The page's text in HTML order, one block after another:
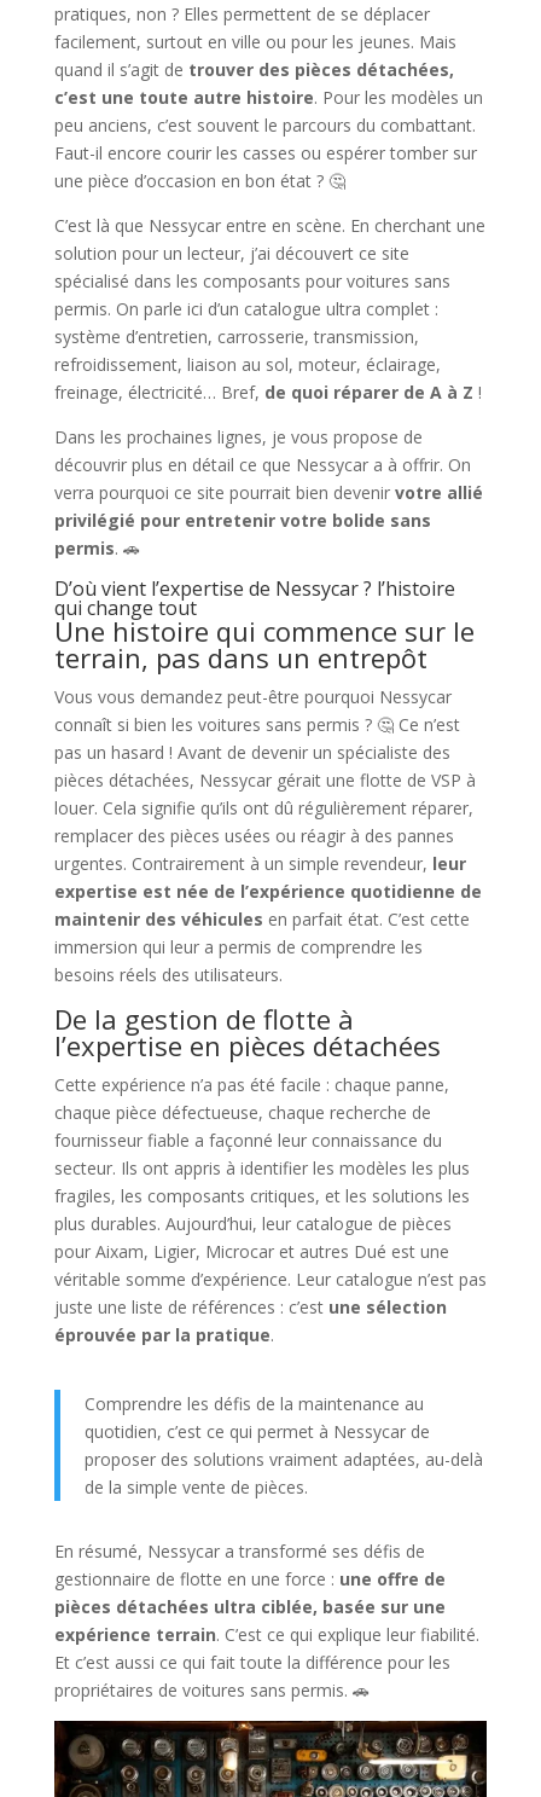
pratiques, non ? Elles permettent de se déplacer
facilement, surtout en ville ou pour les jeunes. Mais
quand il s’agit de trouver des pièces détachées,
c’est une toute autre histoire. Pour les modèles un
peu anciens, c’est souvent le parcours du combattant.
Faut-il encore courir les casses ou espérer tomber sur
une pièce d’occasion en bon état ? 🤔
C’est là que Nessycar entre en scène. En cherchant une
solution pour un lecteur, j’ai découvert ce site
spécialisé dans les composants pour voitures sans
permis. On parle ici d’un catalogue ultra complet :
système d’entretien, carrosserie, transmission,
refroidissement, liaison au sol, moteur, éclairage,
freinage, électricité… Bref, de quoi réparer de A à Z !
Dans les prochaines lignes, je vous propose de
découvrir plus en détail ce que Nessycar a à offrir. On
verra pourquoi ce site pourrait bien devenir votre allié
privilégié pour entretenir votre bolide sans
permis. 🚗
D’où vient l’expertise de Nessycar ? l’histoire
qui change tout
Une histoire qui commence sur le
terrain, pas dans un entrepôt
Vous vous demandez peut-être pourquoi Nessycar
connaît si bien les voitures sans permis ? 🤔 Ce n’est
pas un hasard ! Avant de devenir un spécialiste des
pièces détachées, Nessycar gérait une flotte de VSP à
louer. Cela signifie qu’ils ont dû régulièrement réparer,
remplacer des pièces usées ou réagir à des pannes
urgentes. Contrairement à un simple revendeur, leur
expertise est née de l’expérience quotidienne de
maintenir des véhicules en parfait état. C’est cette
immersion qui leur a permis de comprendre les
besoins réels des utilisateurs.
De la gestion de flotte à
l’expertise en pièces détachées
Cette expérience n’a pas été facile : chaque panne,
chaque pièce défectueuse, chaque recherche de
fournisseur fiable a façonné leur connaissance du
secteur. Ils ont appris à identifier les modèles les plus
fragiles, les composants critiques, et les solutions les
plus durables. Aujourd’hui, leur catalogue de pièces
pour Aixam, Ligier, Microcar et autres Dué est une
véritable somme d’expérience. Leur catalogue n’est pas
juste une liste de références : c’est une sélection
éprouvée par la pratique.
Comprendre les défis de la maintenance au
quotidien, c’est ce qui permet à Nessycar de
proposer des solutions vraiment adaptées, au-delà
de la simple vente de pièces.
En résumé, Nessycar a transformé ses défis de
gestionnaire de flotte en une force : une offre de
pièces détachées ultra ciblée, basée sur une
expérience terrain. C’est ce qui explique leur fiabilité.
Et c’est aussi ce qui fait toute la différence pour les
propriétaires de voitures sans permis. 🚗